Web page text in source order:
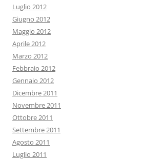
Luglio 2012
Giugno 2012
Maggio 2012
Aprile 2012
Marzo 2012
Febbraio 2012
Gennaio 2012
Dicembre 2011
Novembre 2011
Ottobre 2011
Settembre 2011
Agosto 2011
Luglio 2011